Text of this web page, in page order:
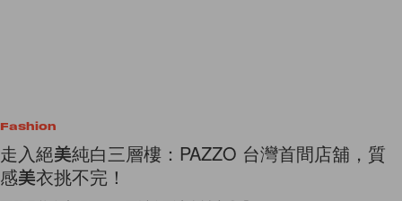
Fashion
走入絕美純白三層樓：PAZZO 台灣首間店舖，質
感美衣挑不完！